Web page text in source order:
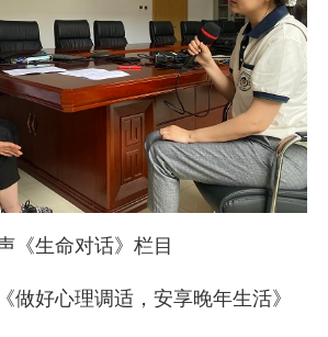
《生命对话》栏目
做好心理调适，安享晚年生活》